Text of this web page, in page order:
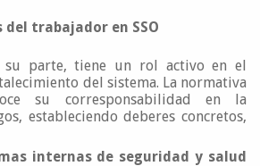
del trabajador en SSO
parte, tiene un rol activo en el
del sistema. La normativa
su corresponsabilidad en la
estableciendo deberes concretos,
internas de seguridad y salud